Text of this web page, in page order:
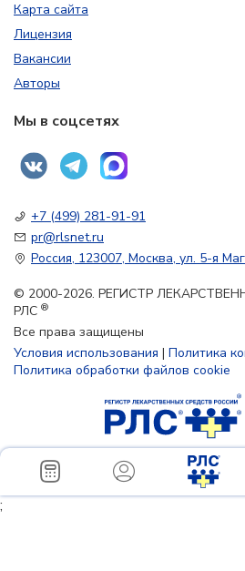
Карта сайта
Лицензия
Вакансии
Авторы
Мы в соцсетях
+7 (499) 281-91-91
pr@rlsnet.ru
Россия, 123007, Москва, ул. 5-я
© 2000-2026. РЕГИСТР
РЛС ®
Все права защищены
Условия использования | Политика
Политика обработки файлов cookie
;